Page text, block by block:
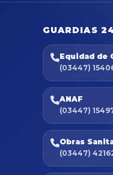
GUARDIAS
Equidad de
(03447)
ANAF
(03447)
Obras
(03447)